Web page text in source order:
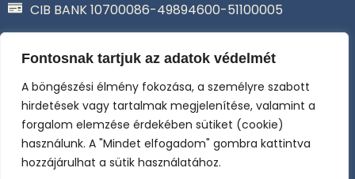
Fontosnak tartjuk az adatok védelmét
A böngészési élmény fokozása, a személyre szabott
hirdetések vagy tartalmak megjelenítése, valamint a
forgalom elemzése érdekében sütiket (cookie)
használunk. A "Mindet elfogadom" gombra kattintva
hozzájárulhat a sütik használatához.
CIB BANK 10700086-49894600-51100005
Általános Szerződési Feltételek –
Selyemréti Katolikus Közhasznú
Alapítvány
Az online fizetést a Barion Payment Zrt. biztosítja, MNB
engedély száma: H-EN-I-1064/2013